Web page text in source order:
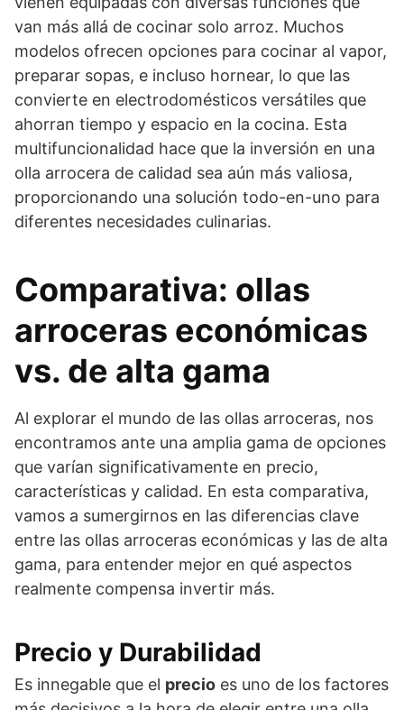
van más allá de cocinar solo arroz. Muchos
modelos ofrecen opciones para cocinar al vapor,
preparar sopas, e incluso hornear, lo que las
convierte en electrodomésticos versátiles que
ahorran tiempo y espacio en la cocina. Esta
multifuncionalidad hace que la inversión en una
olla arrocera de calidad sea aún más valiosa,
proporcionando una solución todo-en-uno para
diferentes necesidades culinarias.
Comparativa: ollas
arroceras económicas
vs. de alta gama
Al explorar el mundo de las ollas arroceras, nos
encontramos ante una amplia gama de opciones
que varían significativamente en precio,
características y calidad. En esta comparativa,
vamos a sumergirnos en las diferencias clave
entre las ollas arroceras económicas y las de alta
gama, para entender mejor en qué aspectos
realmente compensa invertir más.
Precio y Durabilidad
Es innegable que el precio es uno de los factores